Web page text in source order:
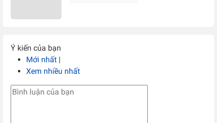
Ý kiến của bạn
Mới nhất |
Xem nhiều nhất